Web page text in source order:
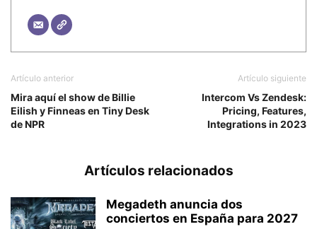
Artículo anterior
Mira aquí el show de Billie
Eilish y Finneas en Tiny Desk
de NPR
Artículo siguiente
Intercom Vs Zendesk:
Pricing, Features,
Integrations in 2023
Artículos relacionados
Megadeth anuncia dos
conciertos en España para 2027